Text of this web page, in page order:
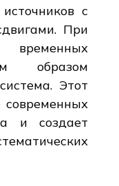
с
При
временных
образом
Этот
и создает